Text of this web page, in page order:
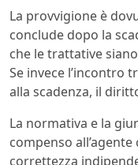
La provvigione è
conclude dopo la
che le trattative
Se invece l’incontro
alla scadenza, il
La normativa e la
compenso
correttezza